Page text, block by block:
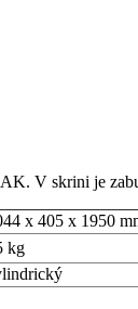
V skrini je
x 405 x 1950
kg